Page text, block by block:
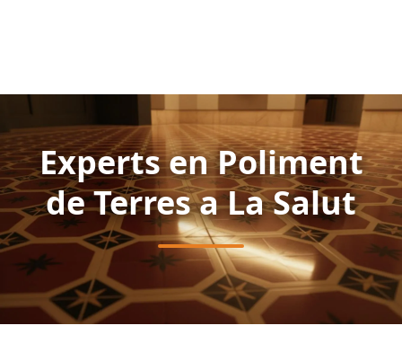
Experts en Poliment
de Terres a La Salut